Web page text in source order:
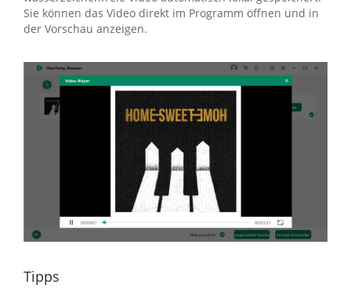
Sie können das Video direkt im Programm öffnen und in
der Vorschau anzeigen.
Tipps